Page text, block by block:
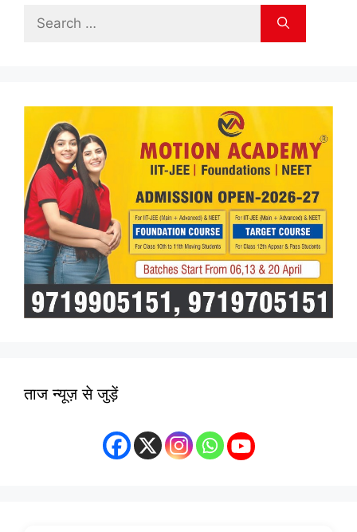
Search
ताज न्यूज़ से जुड़ें